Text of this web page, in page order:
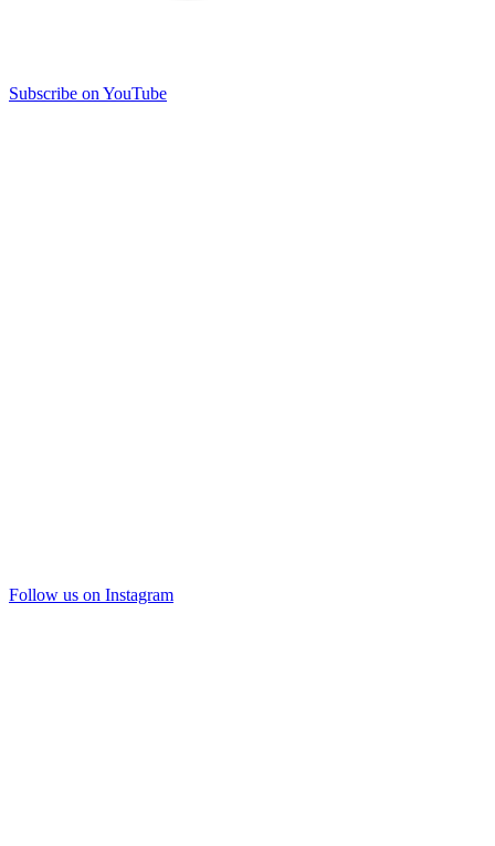
Subscribe on YouTube
Follow us on Instagram